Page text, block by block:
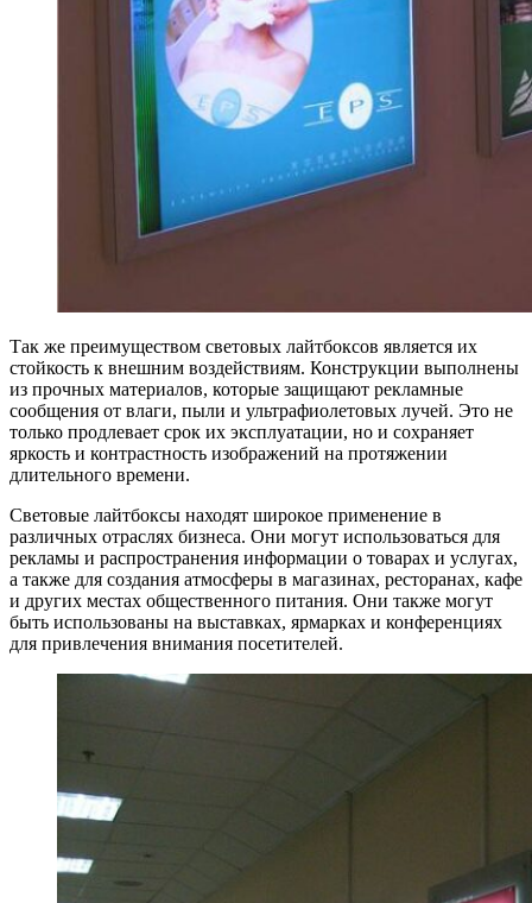
Так же преимуществом световых лайтбоксов является их
стойкость к внешним воздействиям. Конструкции выполнены
из прочных материалов, которые защищают рекламные
сообщения от влаги, пыли и ультрафиолетовых лучей. Это не
только продлевает срок их эксплуатации, но и сохраняет
яркость и контрастность изображений на протяжении
длительного времени.
Световые лайтбоксы находят широкое применение в
различных отраслях бизнеса. Они могут использоваться для
рекламы и распространения информации о товарах и услугах,
а также для создания атмосферы в магазинах, ресторанах, кафе
и других местах общественного питания. Они также могут
быть использованы на выставках, ярмарках и конференциях
для привлечения внимания посетителей.